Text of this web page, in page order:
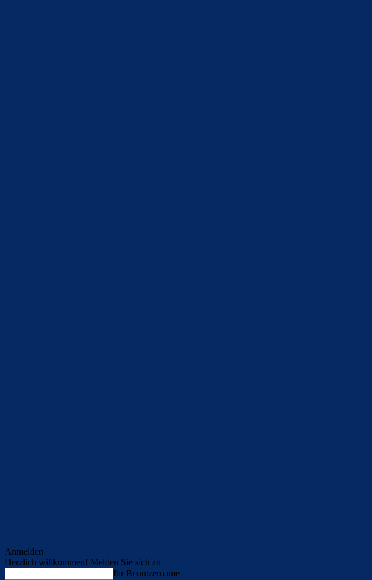
Anmelden
Herzlich willkommen! Melden Sie sich an
Ihr Benutzername